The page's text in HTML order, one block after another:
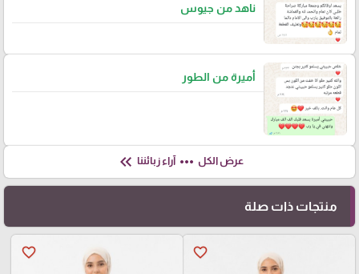
ناهد من جيوس
أميرة من الطور
عرض الكل more_horiz آراء زبائننا keyboard_double_arrow_left
منتجات ذات صلة
favorite_border
favorite_border